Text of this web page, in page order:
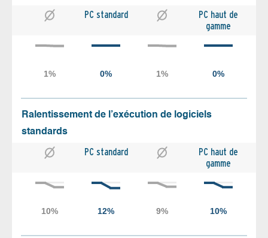
PC standard
PC haut de
gamme
Ralentissement de l’exécution de logiciels
standards
PC standard
PC haut de
gamme